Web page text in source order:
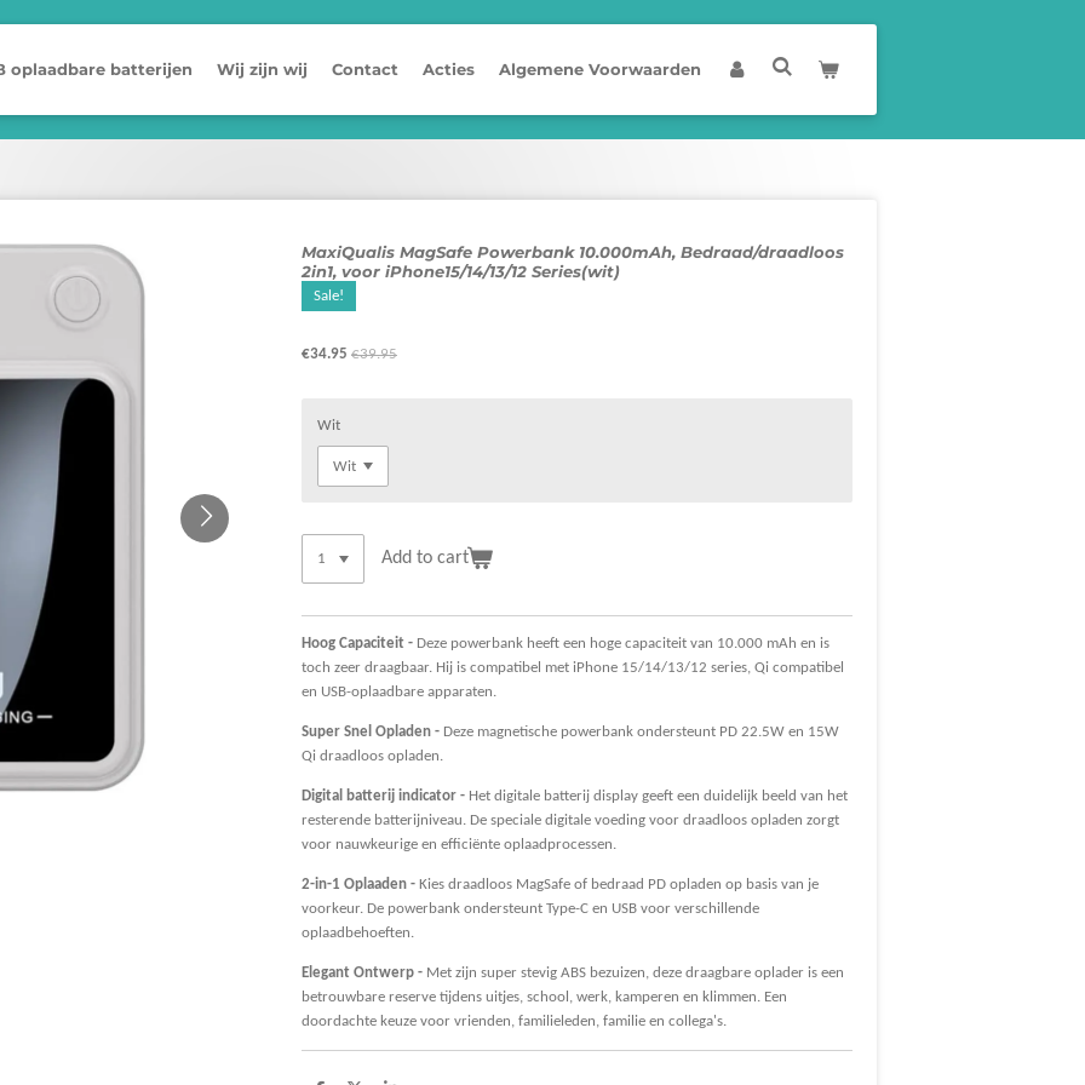
oplaadbare batterijen Wij zijn wij Contact Acties Algemene Voorwaarden
MaxiQualis MagSafe Powerbank 10.000mAh, Bedraad/draadloos
2in1, voor iPhone15/14/13/12 Series(wit)
Sale!
€34.95 €39.95
Wit
Add to cart
Hoog Capaciteit - Deze powerbank heeft een hoge capaciteit van 10.000 mAh en is
toch zeer draagbaar. Hij is compatibel met iPhone 15/14/13/12 series, Qi compatibel
en USB-oplaadbare apparaten.
Super Snel Opladen - Deze magnetische powerbank ondersteunt PD 22.5W en 15W
Qi draadloos opladen.
Digital batterij indicator - Het digitale batterij display geeft een duidelijk beeld van het
resterende batterijniveau. De speciale digitale voeding voor draadloos opladen zorgt
voor nauwkeurige en efficiënte oplaadprocessen.
2-in-1 Oplaaden - Kies draadloos MagSafe of bedraad PD opladen op basis van je
voorkeur. De powerbank ondersteunt Type-C en USB voor verschillende
oplaadbehoeften.
Elegant Ontwerp - Met zijn super stevig ABS bezuizen, deze draagbare oplader is een
betrouwbare reserve tijdens uitjes, school, werk, kamperen en klimmen. Een
doordachte keuze voor vrienden, familieleden, familie en collega's.